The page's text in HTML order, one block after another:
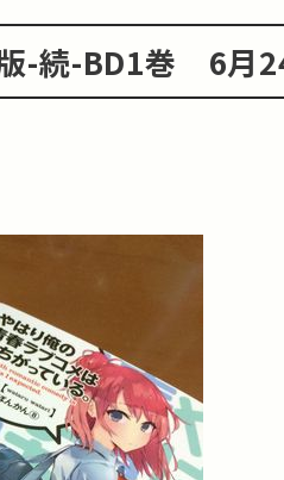
-続-BD1巻 6月